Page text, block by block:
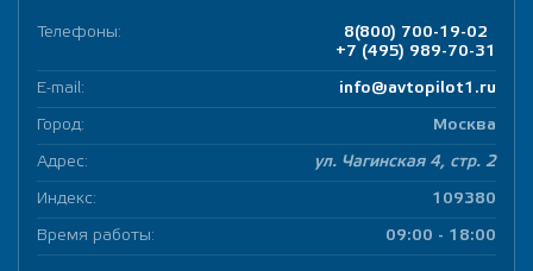
Телефоны:
8(800) 700-19-02
+7 (495) 989-70-31
E-mail: info@avtopilot1.ru
Город: Москва
Адрес: ул. Чагинская 4, стр. 2
Индекс: 109380
Время работы: 09:00 - 18:00